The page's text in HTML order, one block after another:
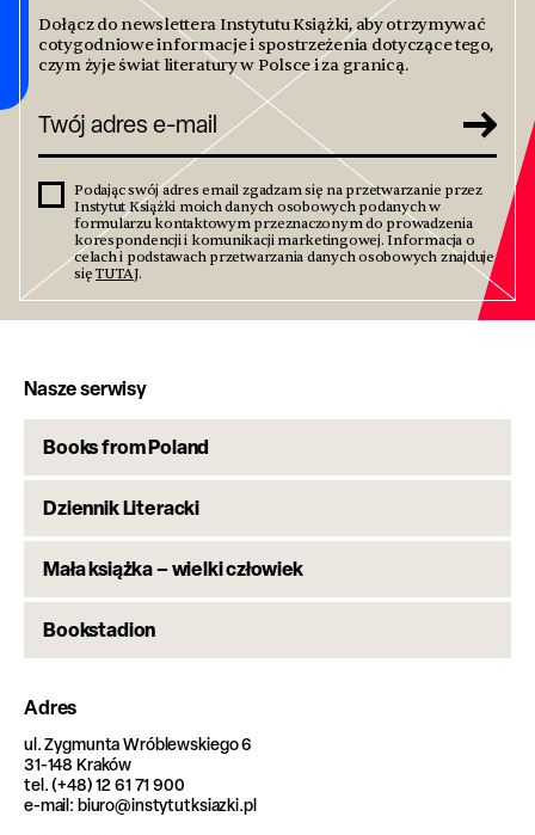
Dołącz do newslettera Instytutu Książki, aby otrzymywać
cotygodniowe informacje i spostrzeżenia dotyczące tego,
czym żyje świat literatury w Polsce i za granicą.
Podając swój adres email zgadzam się na przetwarzanie przez
Instytut Książki moich danych osobowych podanych w
formularzu kontaktowym przeznaczonym do prowadzenia
korespondencji i komunikacji marketingowej. Informacja o
celach i podstawach przetwarzania danych osobowych znajduje
sięTUTAJ.
Nasze serwisy
Books from Poland
Dziennik Literacki
Mała książka – wielki człowiek
Bookstadion
Adres
ul. Zygmunta Wróblewskiego 6
31-148 Kraków
tel. (+48) 12 61 71 900
e-mail: biuro@instytutksiazki.pl